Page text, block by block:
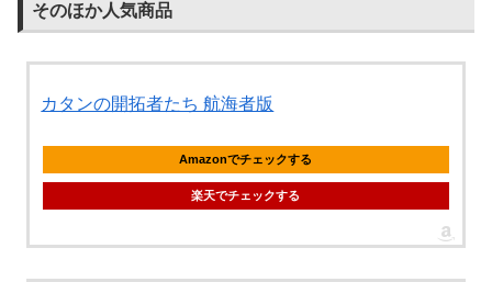
そのほか人気商品
カタンの開拓者たち 航海者版
Amazonでチェックする
楽天でチェックする